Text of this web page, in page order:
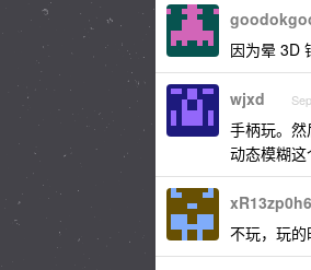
因为晕 3D
wjxd
手柄玩。然
动态模糊
不玩，玩